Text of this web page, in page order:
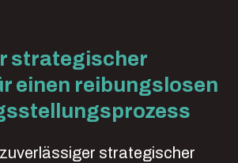
strategischer
einen reibungslosen
strategischer